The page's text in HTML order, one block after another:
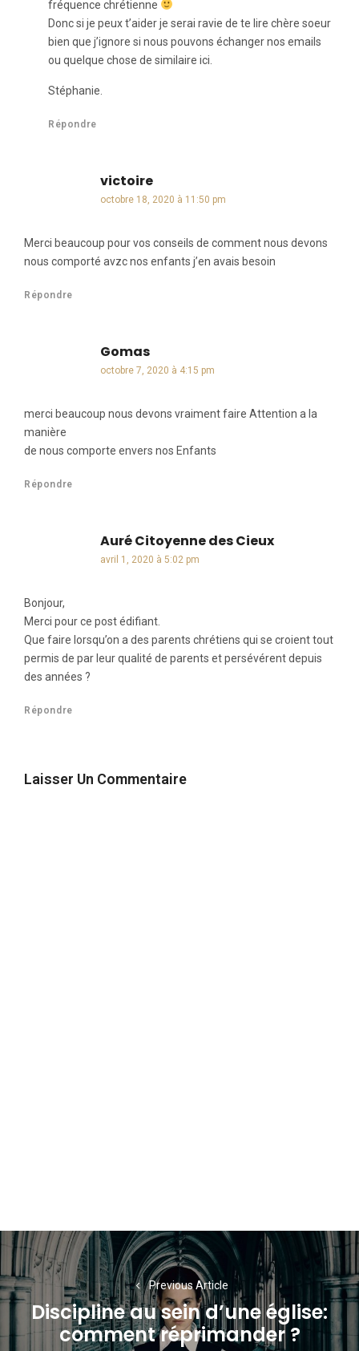
fréquence chrétienne
Donc si je peux t’aider je serai ravie de te lire chère soeur
bien que j’ignore si nous pouvons échanger nos emails
ou quelque chose de similaire ici.
Stéphanie.
Répondre
victoiredit :
octobre 18, 2020 à 11:50 pm
Merci beaucoup pour vos conseils de comment nous devons
nous comporté avzc nos enfants j’en avais besoin
Répondre
Gomasdit :
octobre 7, 2020 à 4:15 pm
merci beaucoup nous devons vraiment faire Attention a la
manière
de nous comporte envers nos Enfants
Répondre
Auré Citoyenne des Cieuxdit :
avril 1, 2020 à 5:02 pm
Bonjour,
Merci pour ce post édifiant.
Que faire lorsqu’on a des parents chrétiens qui se croient tout
permis de par leur qualité de parents et persévérent depuis
des années ?
Répondre
Laisser Un Commentaire
Navigation
de
l’article
Previous Article
Previous
post:
Discipline au sein d’une église:
comment réprimander ?